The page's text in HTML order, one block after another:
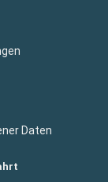
Daten